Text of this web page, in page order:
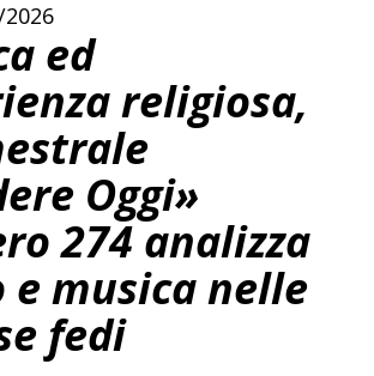
ed
religiosa,
Oggi»
274 analizza
e musica nelle
fedi